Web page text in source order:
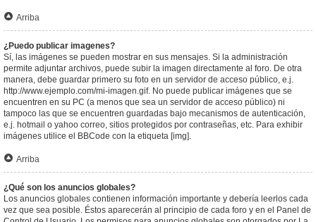
Arriba
¿Puedo publicar imagenes?
Sí, las imágenes se pueden mostrar en sus mensajes. Si la administración
permite adjuntar archivos, puede subir la imagen directamente al foro. De otra
manera, debe guardar primero su foto en un servidor de acceso público, e.j.
http://www.ejemplo.com/mi-imagen.gif. No puede publicar imágenes que se
encuentren en su PC (a menos que sea un servidor de acceso público) ni
tampoco las que se encuentren guardadas bajo mecanismos de autenticación,
e.j. hotmail o yahoo correo, sitios protegidos por contraseñas, etc. Para exhibir
imágenes utilice el BBCode con la etiqueta [img].
Arriba
¿Qué son los anuncios globales?
Los anuncios globales contienen información importante y debería leerlos cada
vez que sea posible. Éstos aparecerán al principio de cada foro y en el Panel de